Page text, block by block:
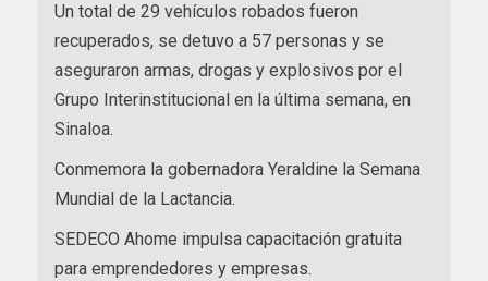
Un total de 29 vehículos robados fueron
recuperados, se detuvo a 57 personas y se
aseguraron armas, drogas y explosivos por el
Grupo Interinstitucional en la última semana, en
Sinaloa.
Conmemora la gobernadora Yeraldine la Semana
Mundial de la Lactancia.
SEDECO Ahome impulsa capacitación gratuita
para emprendedores y empresas.